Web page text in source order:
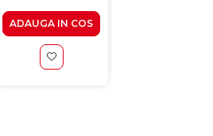
ADAUGA IN COS